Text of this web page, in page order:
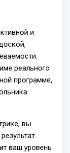
и
реального
программе,
вы
ваш уровень